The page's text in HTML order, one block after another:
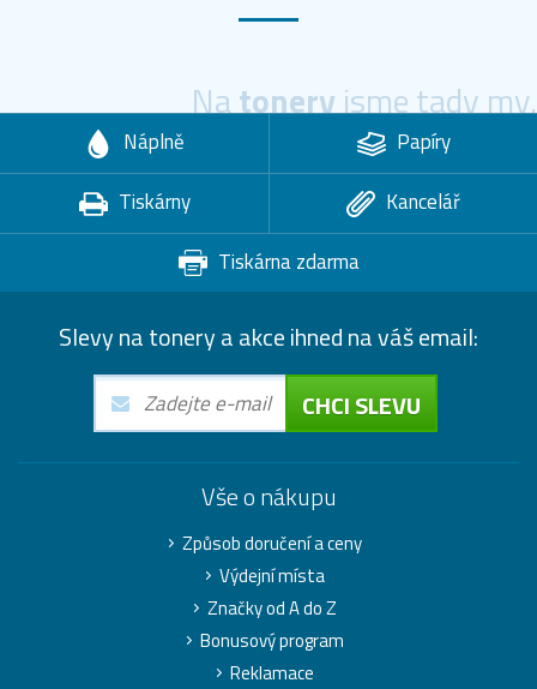
Natoneryjsme tady my.
Náplně
Papíry
Tiskárny
Kancelář
Tiskárna zdarma
Slevy na tonery a akce ihned na váš email:
CHCI SLEVU
Vše o nákupu
Způsob doručení a ceny
Výdejní místa
Značky od A do Z
Bonusový program
Reklamace